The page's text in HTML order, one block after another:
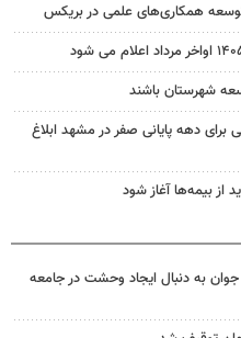
توسعه همکاری‌های علمی در بریکس
شهرستان باشند
برای دهه پایانی صفر در مشهد ابلاغ
از بیمه‌ها آغاز شود
به دنبال ایجاد وحشت در جامعه